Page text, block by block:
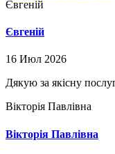
Євгеній
Євгеній
16 Июл 2026
Дякую за якісну
Вікторія Павлівна
Вікторія Павлівна